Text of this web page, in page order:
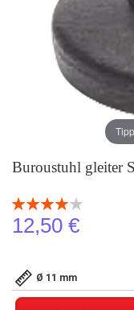
Buroustuhl gleiter
Bewertung:
80
% of100
12,50 €
Ø 11 mm